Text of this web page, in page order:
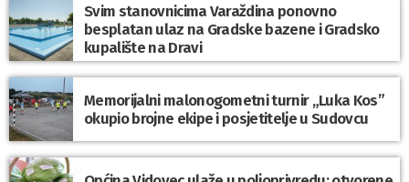
Svim stanovnicima Varaždina ponovno
besplatan ulaz na Gradske bazene i Gradsko
kupalište na Dravi
Memorijalni malonogometni turnir „Luka Kos”
okupio brojne ekipe i posjetitelje u Sudovcu